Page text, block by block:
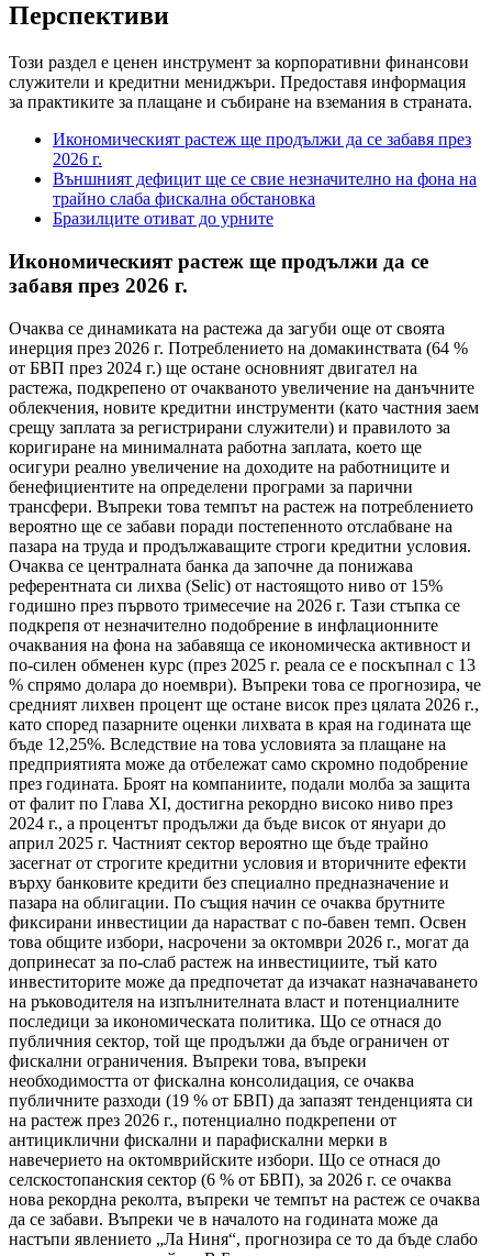
Перспективи
Този раздел е ценен инструмент за корпоративни финансови
служители и кредитни мениджъри. Предоставя информация
за практиките за плащане и събиране на вземания в страната.
Икономическият растеж ще продължи да се забавя през
2026 г.
Външният дефицит ще се свие незначително на фона на
трайно слаба фискална обстановка
Бразилците отиват до урните
Икономическият растеж ще продължи да се
забавя през 2026 г.
Очаква се динамиката на растежа да загуби още от своята
инерция през 2026 г. Потреблението на домакинствата (64 %
от БВП през 2024 г.) ще остане основният двигател на
растежа, подкрепено от очакваното увеличение на данъчните
облекчения, новите кредитни инструменти (като частния заем
срещу заплата за регистрирани служители) и правилото за
коригиране на минималната работна заплата, което ще
осигури реално увеличение на доходите на работниците и
бенефициентите на определени програми за парични
трансфери. Въпреки това темпът на растеж на потреблението
вероятно ще се забави поради постепенното отслабване на
пазара на труда и продължаващите строги кредитни условия.
Очаква се централната банка да започне да понижава
референтната си лихва (Selic) от настоящото ниво от 15%
годишно през първото тримесечие на 2026 г. Тази стъпка се
подкрепя от незначително подобрение в инфлационните
очаквания на фона на забавяща се икономическа активност и
по-силен обменен курс (през 2025 г. реала се е поскъпнал с 13
% спрямо долара до ноември). Въпреки това се прогнозира, че
средният лихвен процент ще остане висок през цялата 2026 г.,
като според пазарните оценки лихвата в края на годината ще
бъде 12,25%. Вследствие на това условията за плащане на
предприятията може да отбележат само скромно подобрение
през годината. Броят на компаниите, подали молба за защита
от фалит по Глава XI, достигна рекордно високо ниво през
2024 г., а процентът продължи да бъде висок от януари до
април 2025 г. Частният сектор вероятно ще бъде трайно
засегнат от строгите кредитни условия и вторичните ефекти
върху банковите кредити без специално предназначение и
пазара на облигации. По същия начин се очаква брутните
фиксирани инвестиции да нарастват с по-бавен темп. Освен
това общите избори, насрочени за октомври 2026 г., могат да
допринесат за по-слаб растеж на инвестициите, тъй като
инвеститорите може да предпочетат да изчакат назначаването
на ръководителя на изпълнителната власт и потенциалните
последици за икономическата политика. Що се отнася до
публичния сектор, той ще продължи да бъде ограничен от
фискални ограничения. Въпреки това, въпреки
необходимостта от фискална консолидация, се очаква
публичните разходи (19 % от БВП) да запазят тенденцията си
на растеж през 2026 г., потенциално подкрепени от
антициклични фискални и парафискални мерки в
навечерието на октомврийските избори. Що се отнася до
селскостопанския сектор (6 % от БВП), за 2026 г. се очаква
нова рекордна реколта, въпреки че темпът на растеж се очаква
да се забави. Въпреки че в началото на годината може да
настъпи явлението „Ла Ниня“, прогнозира се то да бъде слабо